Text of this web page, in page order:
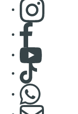
Consulter
Consulter
Consulter
Consulter